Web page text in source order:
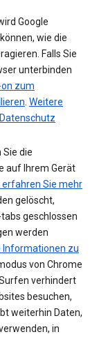
Google
wie die
Falls Sie
unterbinden
zum
. Weitere
Sie die
auf Ihrem Gerät
erfahren Sie mehr
gelöscht,
geschlossen
werden
Informationen zu
von Chrome
verhindert
besuchen,
weiterhin Daten,
in